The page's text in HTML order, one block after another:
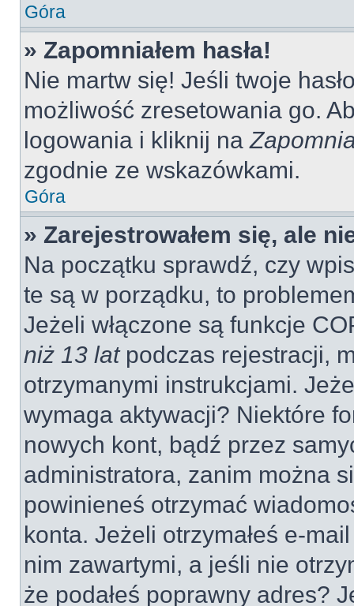
Góra
» Zapomniałem hasła!
Nie martw się! Jeśli twoje
możliwość zresetowania go.
logowania i kliknij na
zgodnie ze wskazówkami.
Góra
» Zarejestrowałem się, ale
Na początku sprawdź, czy
te są w porządku, to
Jeżeli włączone są funkcje
niż 13 latpodczas rejestracji,
otrzymanymi instrukcjami.
wymaga aktywacji? Niektóre
nowych kont, bądź przez
administratora, zanim można
powinieneś otrzymać
konta. Jeżeli otrzymałeś e-
nim zawartymi, a jeśli nie
że podałeś poprawny adres?